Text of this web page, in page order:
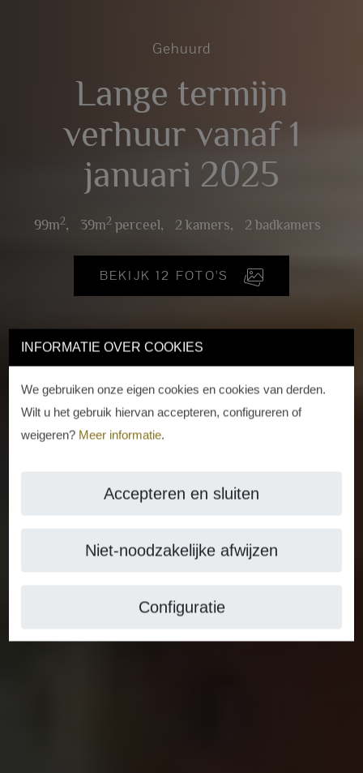
INFORMATIE OVER COOKIES
We gebruiken onze eigen cookies en cookies van derden.
Wilt u het gebruik hiervan accepteren, configureren of
weigeren? Meer informatie.
Accepteren en sluiten
Niet-noodzakelijke afwijzen
Configuratie
Gehuurd
Lange termijn
verhuur vanaf 1
januari 2025
99m2, 39m2 perceel, 2 kamers, 2 badkamers
BEKIJK 12 FOTO'S